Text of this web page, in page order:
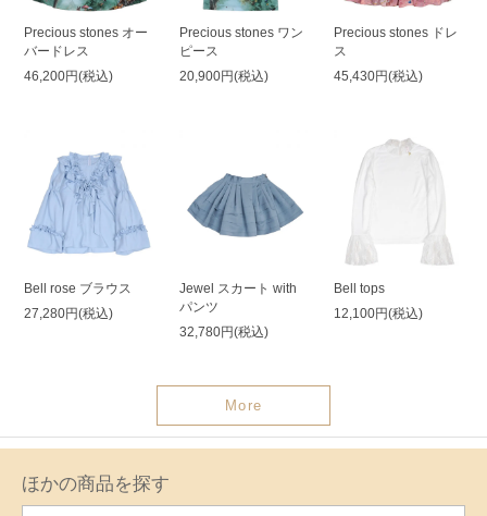
Precious stones オー
バードレス
46,200円(税込)
Precious stones ワン
ピース
20,900円(税込)
Precious stones ドレ
ス
45,430円(税込)
Bell rose ブラウス
27,280円(税込)
Jewel スカート with
パンツ
32,780円(税込)
Bell tops
12,100円(税込)
More
ほかの商品を探す